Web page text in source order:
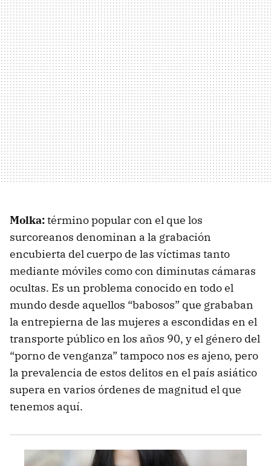
Molka:término popular con el que los
surcoreanos denominan a la grabación
encubierta del cuerpo de las víctimas tanto
mediante móviles como con diminutas cámaras
ocultas. Es un problema conocido en todo el
mundo desde aquellos “babosos” que grababan
la entrepierna de las mujeres a escondidas en el
transporte público en los años 90, y el género del
“porno de venganza” tampoco nos es ajeno, pero
la prevalencia de estos delitos en el país asiático
supera en varios órdenes de magnitud el que
tenemos aquí.